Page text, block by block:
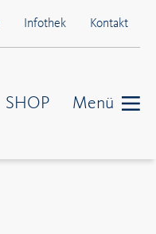
Infothek Kontakt
SHOP Menü